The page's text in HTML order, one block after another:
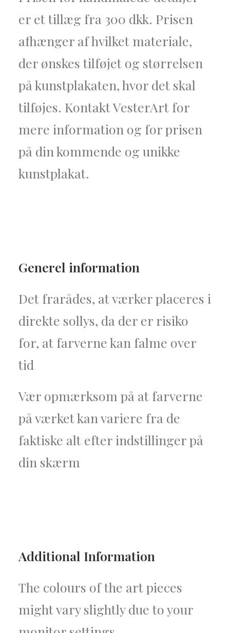
er et tillæg fra 300 dkk. Prisen
afhænger af hvilket materiale,
der ønskes tilføjet og størrelsen
på kunstplakaten, hvor det skal
tilføjes. Kontakt VesterArt for
mere information og for prisen
på din kommende og unikke
kunstplakat.
Generel information
Det frarådes, at værker placeres i
direkte sollys, da der er risiko
for, at farverne kan falme over
tid
Vær opmærksom på at farverne
på værket kan variere fra de
faktiske alt efter indstillinger på
din skærm
Additional Information
The colours of the art pieces
might vary slightly due to your